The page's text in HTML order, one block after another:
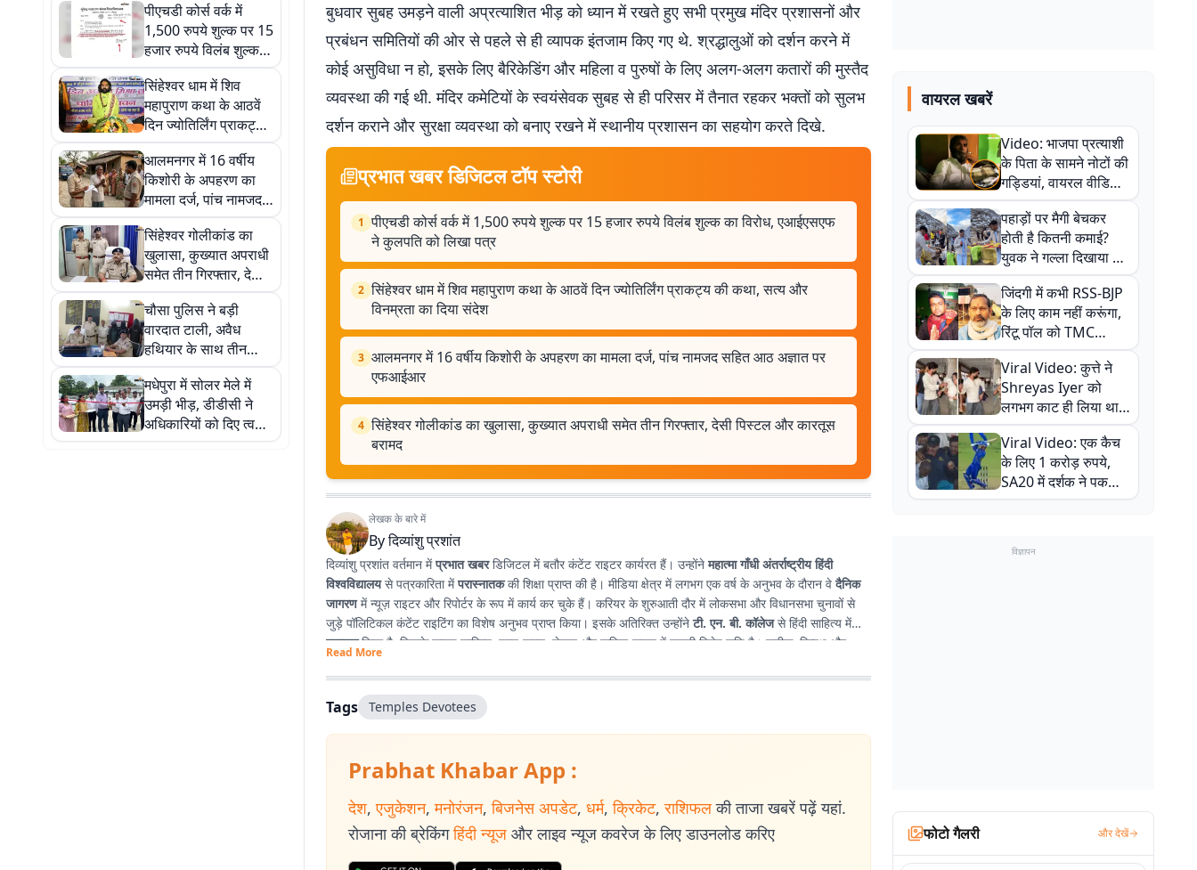
पीएचडी कोर्स वर्क में
1,500 रुपये शुल्क पर 15
हजार रुपये विलंब शुल्क
का विरोध, एआईएसएफ ने
कुलपति को लिखा पत्र
सिंहेश्वर धाम में शिव
महापुराण कथा के आठवें
दिन ज्योतिर्लिंग प्राकट्य
की कथा, सत्य और
विनम्रता का दिया संदेश
आलमनगर में 16 वर्षीय
किशोरी के अपहरण का
मामला दर्ज, पांच नामजद
सहित आठ अज्ञात पर
एफआईआर
सिंहेश्वर गोलीकांड का
खुलासा, कुख्यात अपराधी
समेत तीन गिरफ्तार, देसी
पिस्टल और कारतूस
बरामद
चौसा पुलिस ने बड़ी
वारदात टाली, अवैध
हथियार के साथ तीन
आरोपी गिरफ्तार, ई-रिक्शा
जब्त
मधेपुरा में सोलर मेले में
उमड़ी भीड़, डीडीसी ने
अधिकारियों को दिए त्वरित
कार्रवाई के निर्देश
बुधवार सुबह उमड़ने वाली अप्रत्याशित भीड़ को ध्यान में रखते हुए सभी प्रमुख मंदिर प्रशासनों और
प्रबंधन समितियों की ओर से पहले से ही व्यापक इंतजाम किए गए थे. श्रद्धालुओं को दर्शन करने में
कोई असुविधा न हो, इसके लिए बैरिकेडिंग और महिला व पुरुषों के लिए अलग-अलग कतारों की मुस्तैद
व्यवस्था की गई थी. मंदिर कमेटियों के स्वयंसेवक सुबह से ही परिसर में तैनात रहकर भक्तों को सुलभ
दर्शन कराने और सुरक्षा व्यवस्था को बनाए रखने में स्थानीय प्रशासन का सहयोग करते दिखे.
प्रभात खबर डिजिटल टॉप स्टोरी
1 पीएचडी कोर्स वर्क में 1,500 रुपये शुल्क पर 15 हजार रुपये विलंब शुल्क का विरोध, एआईएसएफ
ने कुलपति को लिखा पत्र
2 सिंहेश्वर धाम में शिव महापुराण कथा के आठवें दिन ज्योतिर्लिंग प्राकट्य की कथा, सत्य और
विनम्रता का दिया संदेश
3 आलमनगर में 16 वर्षीय किशोरी के अपहरण का मामला दर्ज, पांच नामजद सहित आठ अज्ञात पर
एफआईआर
4 सिंहेश्वर गोलीकांड का खुलासा, कुख्यात अपराधी समेत तीन गिरफ्तार, देसी पिस्टल और कारतूस
बरामद
लेखक के बारे में
Byदिव्यांशु प्रशांत
दिव्यांशु प्रशांत वर्तमान मेंप्रभात खबरडिजिटल में बतौर कंटेंट राइटर कार्यरत हैं। उन्होंनेमहात्मा गाँधी अंतर्राष्ट्रीय हिंदी
विश्वविद्यालयसे पत्रकारिता मेंपरास्नातककी शिक्षा प्राप्त की है। मीडिया क्षेत्र में लगभग एक वर्ष के अनुभव के दौरान वेदैनिक
जागरणमें न्यूज़ राइटर और रिपोर्टर के रूप में कार्य कर चुके हैं। करियर के शुरुआती दौर में लोकसभा और विधानसभा चुनावों से
जुड़े पॉलिटिकल कंटेंट राइटिंग का विशेष अनुभव प्राप्त किया। इसके अतिरिक्त उन्होंनेटी. एन. बी. कॉलेजसे हिंदी साहित्य में
स्नातककिया है, जिसके कारण साहित्य, पठन-पाठन, लेखन और कविता-सृजन में उनकी विशेष रुचि है। सटीक, निष्पक्ष और
प्रभावशाली लेखन के माध्यम से पाठकों तक विश्वसनीय जानकारी पहुँचाना उनकी पेशेवर पहचान है।
Read More
Tags Temples Devotees
Prabhat Khabar App :
देश, एजुकेशन, मनोरंजन, बिजनेस अपडेट, धर्म, क्रिकेट, राशिफल की ताजा खबरें पढ़ें यहां.
रोजाना की ब्रेकिंग हिंदी न्यूज और लाइव न्यूज कवरेज के लिए डाउनलोड करिए
वायरल खबरें
Video: भाजपा प्रत्याशी
के पिता के सामने नोटों की
गड्डियां, वायरल वीडियो
से राजनीति में उबाल,
अजित महतो बोले- TMC
की गंदी चाल
पहाड़ों पर मैगी बेचकर
होती है कितनी कमाई?
युवक ने गल्ला दिखाया तो
नौकरी वालों के खड़े हो गए
कान
जिंदगी में कभी RSS-BJP
के लिए काम नहीं करूंगा,
रिंटू पॉल को TMC
ऑफिस में ले जाकर पीटा,
Video वायरल
Viral Video: कुत्ते ने
Shreyas Iyer को
लगभग काट ही लिया था,
न्यूजीलैंड सीरीज से पहले
बाल-बाल बचे
Viral Video: एक कैच
के लिए 1 करोड़ रुपये,
SA20 में दर्शक ने पकड़ा
एक हाथ से गजब का कैच
विज्ञापन
फोटो गैलरी और देखें